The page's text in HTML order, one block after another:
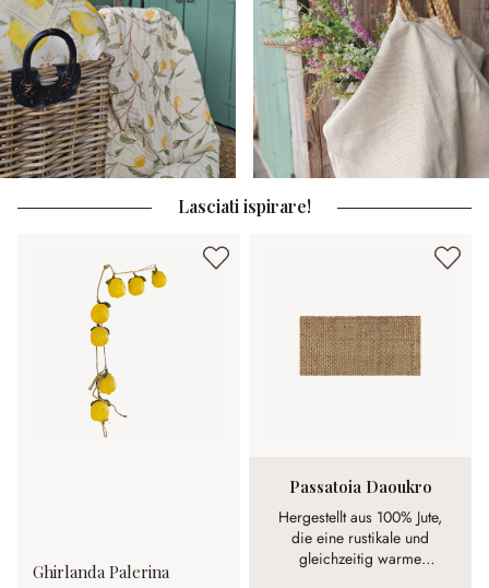
Lasciati ispirare!
Ghirlanda Palerina
Passatoia Daoukro
Hergestellt aus 100% Jute,
die eine rustikale und
gleichzeitig warme